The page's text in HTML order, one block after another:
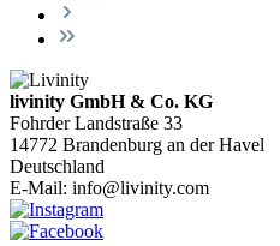
livinity GmbH & Co. KG
Fohrder Landstraße 33
14772 Brandenburg an der Havel
Deutschland
E-Mail: info@livinity.com